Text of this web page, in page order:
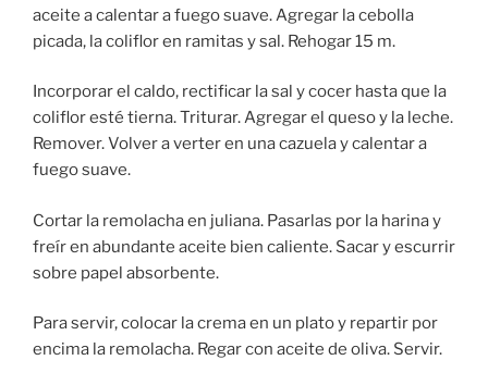
aceite a calentar a fuego suave. Agregar la cebolla
picada, la coliflor en ramitas y sal. Rehogar 15 m.
Incorporar el caldo, rectificar la sal y cocer hasta que la
coliflor esté tierna. Triturar. Agregar el queso y la leche.
Remover. Volver a verter en una cazuela y calentar a
fuego suave.
Cortar la remolacha en juliana. Pasarlas por la harina y
freír en abundante aceite bien caliente. Sacar y escurrir
sobre papel absorbente.
Para servir, colocar la crema en un plato y repartir por
encima la remolacha. Regar con aceite de oliva. Servir.